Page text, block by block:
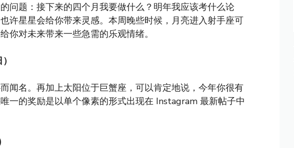
问题：接下来的四个月我要做什么？明年我应该考什么论
许星星会给你带来灵感。本周晚些时候，月亮进入射手座可
你对未来带来一些急需的乐观情绪。
闻名。再加上太阳位于巨蟹座，可以肯定地说，今年你很有
一的奖励是以单个像素的形式出现在 Instagram 最新帖子中